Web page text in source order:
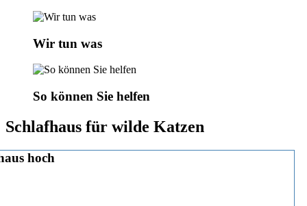
Wir tun was
So können Sie helfen
Schlafhaus für wilde Katzen